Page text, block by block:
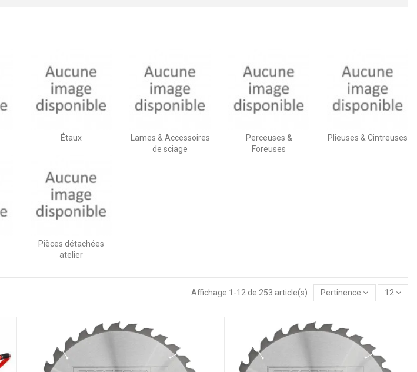
Étaux
Lames & Accessoires
de sciage
Perceuses &
Foreuses
Plieuses & Cintreuses
Pièces détachées
atelier
Affichage 1-12 de 253 article(s) Pertinence 12